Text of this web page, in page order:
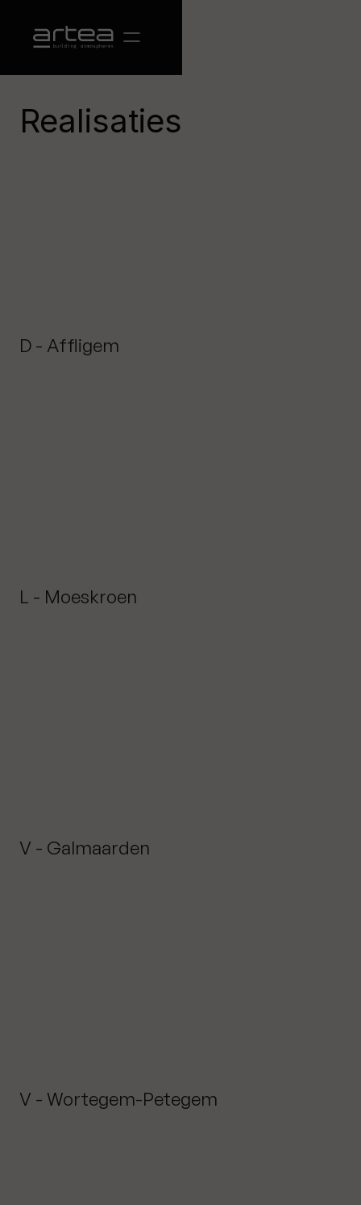
Realisaties
D - Affligem
L - Moeskroen
V - Galmaarden
V - Wortegem-Petegem